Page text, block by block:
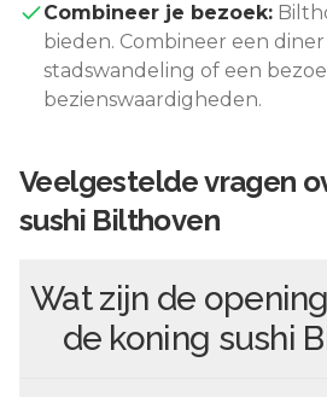
Combineer je bezoek:
bieden. Combineer een
stadswandeling of een
bezienswaardigheden.
Veelgestelde vragen
sushi Bilthoven
Wat zijn de
de koning sushi